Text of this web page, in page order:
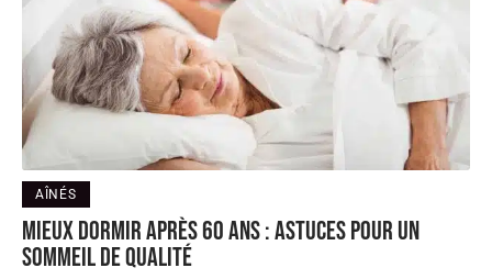
AÎNÉS
Mieux dormir après 60 ans : astuces pour un
sommeil de qualité